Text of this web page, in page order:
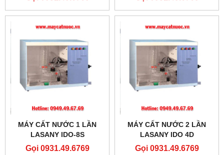
MÁY CẤT NƯỚC 1 LẦN
LASANY IDO-8S
Gọi 0931.49.6769
MÁY CẤT NƯỚC 2 LẦN
LASANY IDO 4D
Gọi 0931.49.6769